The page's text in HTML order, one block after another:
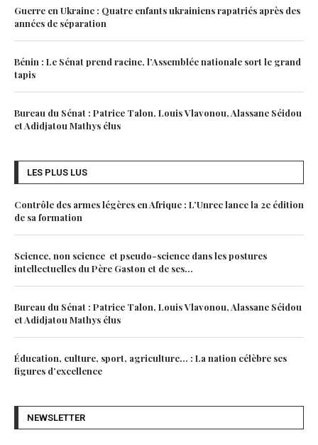
Guerre en Ukraine : Quatre enfants ukrainiens rapatriés après des
années de séparation
Bénin : Le Sénat prend racine, l’Assemblée nationale sort le grand
tapis
Bureau du Sénat : Patrice Talon, Louis Vlavonou, Alassane Séidou
et Adidjatou Mathys élus
LES PLUS LUS
Contrôle des armes légères en Afrique : L’Unrec lance la 2e édition
de sa formation
Science, non science et pseudo-science dans les postures
intellectuelles du Père Gaston et de ses...
Bureau du Sénat : Patrice Talon, Louis Vlavonou, Alassane Séidou
et Adidjatou Mathys élus
Éducation, culture, sport, agriculture… : La nation célèbre ses
figures d’excellence
NEWSLETTER